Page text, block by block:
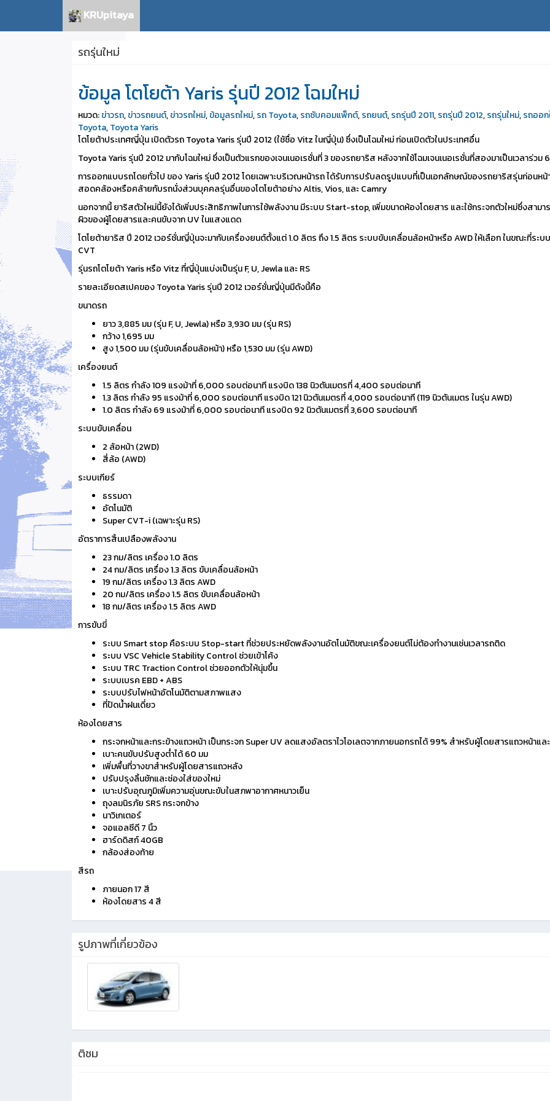
KRUpitaya
รถรุ่นใหม่
ข้อมูล โตโยต้า Yaris รุ่นปี 2012 โฉมใหม่
หมวด:ข่าวรถ,ข่าวรถยนต์,ข่าวรถใหม่,ข้อมูลรถใหม่,รถ Toyota,รถซับคอมแพ็กต์,รถยนต์,รถรุ่นปี 2011,รถรุ่นปี 2012,รถรุ่นใหม่,รถออก
Toyota,Toyota Yaris
โตโยต้าประเทศญี่ปุ่น เปิดตัวรถ Toyota Yaris รุ่นปี 2012 (ใช้ชื่อ Vitz ในญี่ปุ่น) ซึ่งเป็นโฉมใหม่ ก่อนเปิดตัวในประเทศอื่น
Toyota Yaris รุ่นปี 2012 มากับโฉมใหม่ ซึ่งเป็นตัวแรกของเจนเนอเรชั่นที่ 3 ของรถยาริส หลังจากใช้โฉมเจนเนอเรชั่นที่สองมาเป็นเวลาร่วม
การออกแบบรถโดยทั่วไป ของ Yaris รุ่นปี 2012 โดยเฉพาะบริเวณหน้ารถ ได้รับการปรับลดรูปแบบที่เป็นเอกลักษณ์ของรถยาริสรุ่นก่อนหน้
สอดคล้องหรือคล้ายกับรถนั่งส่วนบุคคลรุ่นอื่นของโตโยต้าอย่าง Altis, Vios, และ Camry
นอกจากนี้ ยาริสตัวใหม่นี้ยังได้เพิ่มประสิทธิภาพในการใช้พลังงาน มีระบบ Start-stop, เพิ่มขนาดห้องโดยสาร และใช้กระจกตัวใหม่ซึ่งสา
ผิวของผู้โดยสารและคนขับจาก UV ในแสงแดด
โตโยต้ายาริส ปี 2012 เวอร์ชั่นญี่ปุ่นจะมากับเครื่องยนต์ตั้งแต่ 1.0 ลิตร ถึง 1.5 ลิตร ระบบขับเคลื่อนล้อหน้าหรือ AWD ให้เลือก ในขณะที่ระ
CVT
รุ่นรถโตโยต้า Yaris หรือ Vitz ที่ญี่ปุ่นแบ่งเป็นรุ่น F, U, Jewla และ RS
รายละเอียดสเปคของ Toyota Yaris รุ่นปี 2012 เวอร์ชั่นญี่ปุ่นมีดังนี้คือ
ขนาดรถ
ยาว 3,885 มม (รุ่น F, U, Jewla) หรือ 3,930 มม (รุ่น RS)
กว้าง 1,695 มม
สูง 1,500 มม (รุ่นขับเคลื่อนล้อหน้า) หรือ 1,530 มม (รุ่น AWD)
เครื่องยนต์
1.5 ลิตร กำลัง 109 แรงม้าที่ 6,000 รอบต่อนาที แรงบิด 138 นิวตันเมตรที่ 4,400 รอบต่อนาที
1.3 ลิตร กำลัง 95 แรงม้าที่ 6,000 รอบต่อนาที แรงบิด 121 นิวตันเมตรที่ 4,000 รอบต่อนาที (119 นิวตันเมตร ในรุ่น AWD)
1.0 ลิตร กำลัง 69 แรงม้าที่ 6,000 รอบต่อนาที แรงบิด 92 นิวตันเมตรที่ 3,600 รอบต่อนาที
ระบบขับเคลื่อน
2 ล้อหน้า (2WD)
สี่ล้อ (AWD)
ระบบเกียร์
ธรรมดา
อัตโนมัติ
Super CVT-i (เฉพาะรุ่น RS)
อัตราการสิ้นเปลืองพลังงาน
23 กม/ลิตร เครื่อง 1.0 ลิตร
24 กม/ลิตร เครื่อง 1.3 ลิตร ขับเคลื่อนล้อหน้า
19 กม/ลิตร เครื่อง 1.3 ลิตร AWD
20 กม/ลิตร เครื่อง 1.5 ลิตร ขับเคลื่อนล้อหน้า
18 กม/ลิตร เครื่อง 1.5 ลิตร AWD
การขับขี่
ระบบ Smart stop คือระบบ Stop-start ที่ช่วยประหยัดพลังงานอัตโนมัติขณะเครื่องยนต์ไม่ต้องทำงานเช่นเวลารถติด
ระบบ VSC Vehicle Stability Control ช่วยเข้าโค้ง
ระบบ TRC Traction Control ช่วยออกตัวให้นุ่มขึ้น
ระบบเบรค EBD + ABS
ระบบปรับไฟหน้าอัตโนมัติตามสภาพแสง
ที่ปัดน้ำฝนเดี่ยว
ห้องโดยสาร
กระจกหน้าและกระข้างแถวหน้า เป็นกระจก Super UV ลดแสงอัลตราไวโอเลตจากภายนอกรถได้ 99% สำหรับผู้โดยสารแถวหน้าแล
เบาะคนขับปรับสูงต่ำได้ 60 มม
เพิ่มพื้นที่วางขาสำหรับผู้โดยสารแถวหลัง
ปรับปรุงลิ้นชักและช่องใส่ของใหม่
เบาะปรับอุณภูมิเพิ่มความอุ่นขณะขับในสภพาอากาศหนาวเย็น
ถุงลมนิรภัย SRS กระจกข้าง
นาวิเกเตอร์
จอแอลซีดี 7 นิ้ว
ฮาร์ดดิสก์ 40GB
กล้องส่องท้าย
สีรถ
ภายนอก 17 สี
ห้องโดยสาร 4 สี
รูปภาพที่เกี่ยวข้อง
ติชม